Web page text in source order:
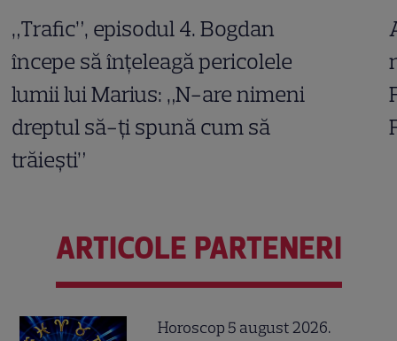
„Trafic”, episodul 4. Bogdan
începe să înțeleagă pericolele
lumii lui Marius: „N-are nimeni
dreptul să-ți spună cum să
trăiești”
ARTICOLE PARTENERI
Horoscop 5 august 2026.